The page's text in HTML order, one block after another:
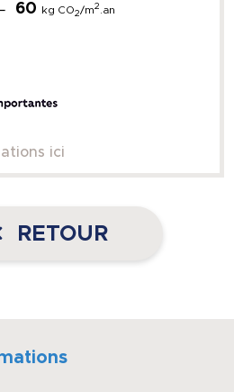
60 kg CO2/m2 .an
ici
RETOUR